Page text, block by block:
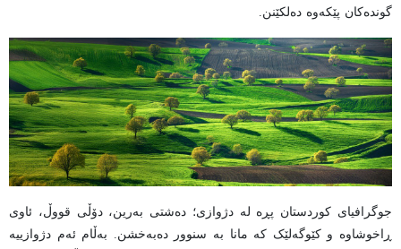
گوندەکان پێکەوە دەلکێنن.
جوگرافیای کوردستان پڕە لە دژوازی؛ دەشتی بەرین، دۆڵی قووڵ، ئاوی
ڕاخوشاوە و کێوگەلێک کە مانا بە سنوور دەبەخشن. بەڵام ئەم دژوازییە